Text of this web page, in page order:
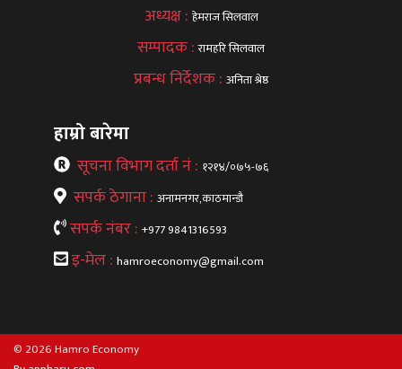
अध्यक्ष : हेमराज सिलवाल
सम्पादक :रामहरि सिलवाल
प्रबन्ध निर्देशक : अनिता श्रेष्ठ
हाम्रो बारेमा
सूचना विभाग दर्ता नं : १२१४/०७५-७६
सपर्क ठेगाना : अनामनगर,काठमान्डौ
सपर्क नंबर : +977 9841316593
इ-मेल : hamroeconomy@gmail.com
© 2026 Hamro Economy